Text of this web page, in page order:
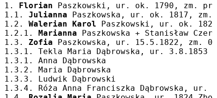
1. Florian Paszkowski, ur. ok. 1790, zm.
1.1. Julianna Paszkowska, ur. ok. 1817,
1.2. Walerian Karol Paszkowski, ur. ok.
1.2.1. Marianna Paszkowska + Stanisław
1.3. Zofia Paszkowska, ur. 15.5.1822, zm.
1.3.1. Tekla Maria Dąbrowska, ur.
1.3.1. Anna Dąbrowska
1.3.2. Maria Dąbrowska
1.3.3. Ludwik Dąbrowski
1.3.4. Róża Anna Franciszka Dąbrowska, ur.